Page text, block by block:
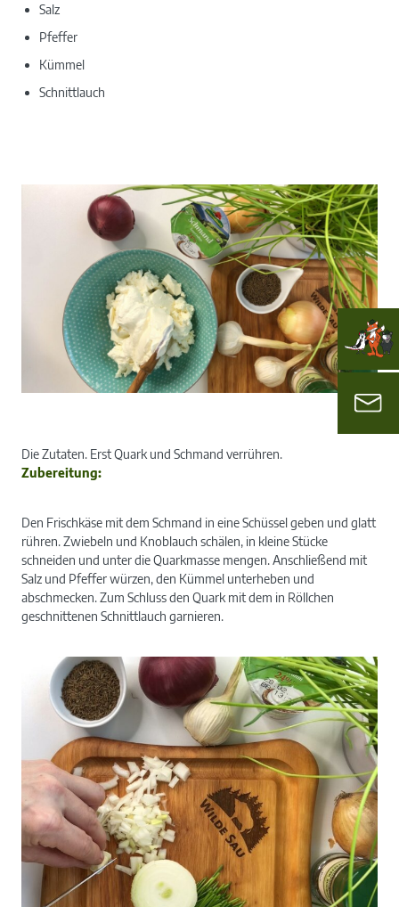
Salz
Pfeffer
Kümmel
Schnittlauch
Die Zutaten. Erst Quark und Schmand verrühren.
Zubereitung:
Den Frischkäse mit dem Schmand in eine Schüssel geben und glatt
rühren. Zwiebeln und Knoblauch schälen, in kleine Stücke
schneiden und unter die Quarkmasse mengen. Anschließend mit
Salz und Pfeffer würzen, den Kümmel unterheben und
abschmecken. Zum Schluss den Quark mit dem in Röllchen
geschnittenen Schnittlauch garnieren.